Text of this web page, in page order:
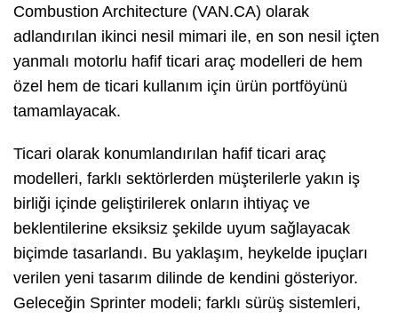
Combustion Architecture (VAN.CA) olarak
adlandırılan ikinci nesil mimari ile, en son nesil içten
yanmalı motorlu hafif ticari araç modelleri de hem
özel hem de ticari kullanım için ürün portföyünü
tamamlayacak.
Ticari olarak konumlandırılan hafif ticari araç
modelleri, farklı sektörlerden müşterilerle yakın iş
birliği içinde geliştirilerek onların ihtiyaç ve
beklentilerine eksiksiz şekilde uyum sağlayacak
biçimde tasarlandı. Bu yaklaşım, heykelde ipuçları
verilen yeni tasarım dilinde de kendini gösteriyor.
Geleceğin Sprinter modeli; farklı sürüş sistemleri,